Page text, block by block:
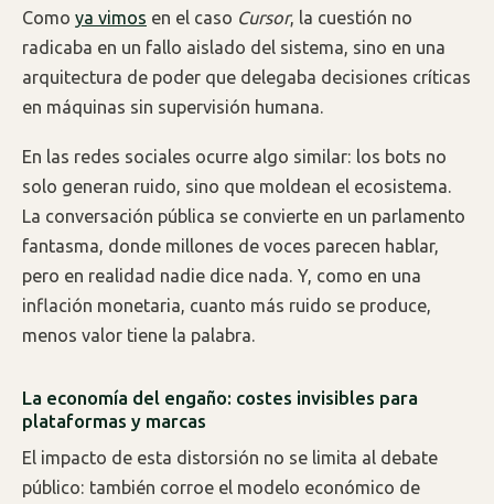
Como ya vimos en el caso Cursor, la cuestión no
radicaba en un fallo aislado del sistema, sino en una
arquitectura de poder que delegaba decisiones críticas
en máquinas sin supervisión humana.
En las redes sociales ocurre algo similar: los bots no
solo generan ruido, sino que moldean el ecosistema.
La conversación pública se convierte en un parlamento
fantasma, donde millones de voces parecen hablar,
pero en realidad nadie dice nada. Y, como en una
inflación monetaria, cuanto más ruido se produce,
menos valor tiene la palabra.
La economía del engaño: costes invisibles para
plataformas y marcas
El impacto de esta distorsión no se limita al debate
público: también corroe el modelo económico de